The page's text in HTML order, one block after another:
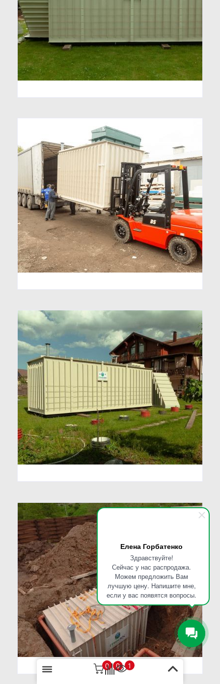
Елена Горбатенко
Здравствуйте!
Сейчас у нас распродажа.
Можем предложить Вам
лучшую цену. Напишите мне,
если у вас появятся вопросы.
0 0 1